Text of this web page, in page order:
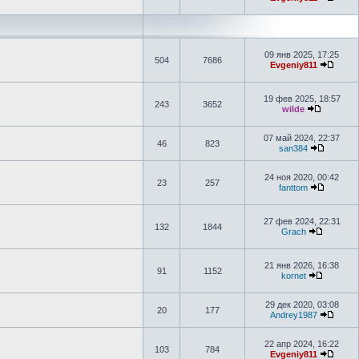
504 7686
09 янв 2025, 17:25
Evgeniy811
243 3652
19 фев 2025, 18:57
wilde
46 823
07 май 2024, 22:37
san384
23 257
24 ноя 2020, 00:42
fanttom
132 1844
27 фев 2024, 22:31
Grach
91 1152
21 янв 2026, 16:38
kornet
20 177
29 дек 2020, 03:08
Andrey1987
103 784
22 апр 2024, 16:22
Evgeniy811